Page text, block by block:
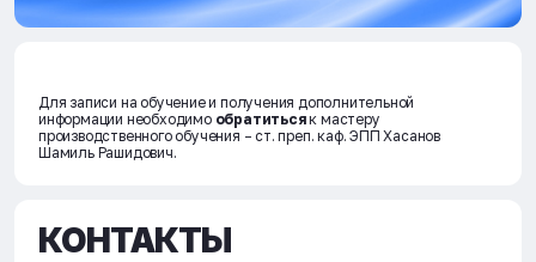
Для записи на обучение и получения дополнительной
информации необходимо обратитьсяк мастеру
производственного обучения – ст. преп. каф. ЭПП Хасанов
Шамиль Рашидович.
КОНТАКТЫ